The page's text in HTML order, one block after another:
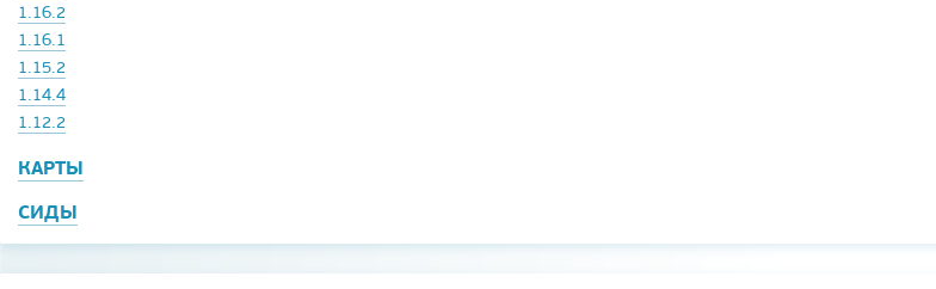
1.16.2
1.16.1
1.15.2
1.14.4
1.12.2
КАРТЫ
СИДЫ